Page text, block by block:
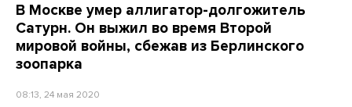
В Москве умер аллигатор-долгожитель
Сатурн. Он выжил во время Второй
мировой войны, сбежав из Берлинского
зоопарка
08:13, 24 мая 2020